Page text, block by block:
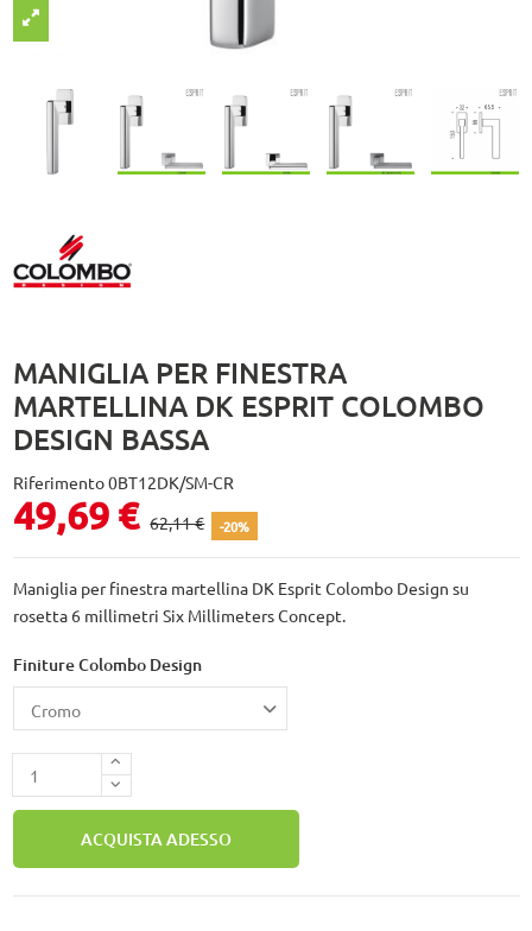
MANIGLIA PER FINESTRA
MARTELLINA DK ESPRIT COLOMBO
DESIGN BASSA
Riferimento0BT12DK/SM-CR
49,69 € 62,11 € -20%
Maniglia per finestra martellina DK Esprit Colombo Design su
rosetta 6 millimetri Six Millimeters Concept.
Finiture Colombo Design
ACQUISTA ADESSO